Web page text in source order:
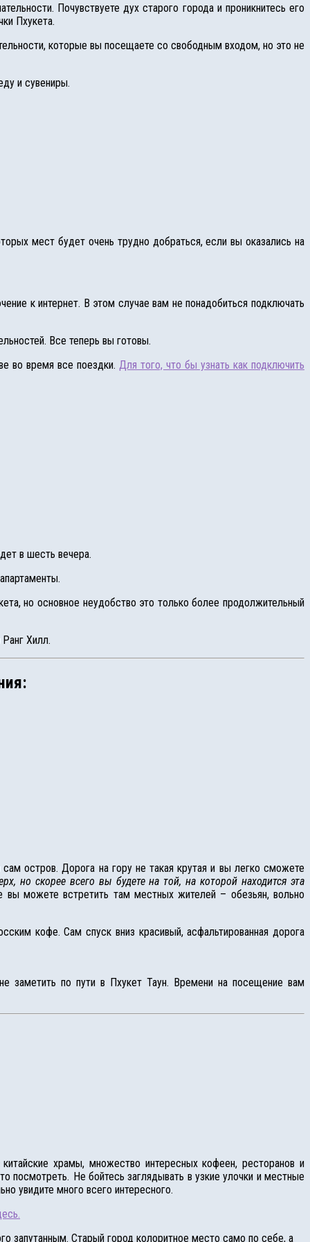
Почувствуете дух старого города и проникнитесь его
Пхукета.
которые вы посещаете со свободным входом, но это не
и сувениры.
мест будет очень трудно добраться, если вы оказались на
к интернет. В этом случае вам не понадобиться подключать
Все теперь вы готовы.
во время все поездки. Для того, что бы узнать как подключить
в шесть вечера.
но основное неудобство это только более продолжительный
Хилл.
остров. Дорога на гору не такая крутая и вы легко сможете
но скорее всего вы будете на той, на которой находится эта
вы можете встретить там местных жителей – обезьян, вольно
кофе. Сам спуск вниз красивый, асфальтированная дорога
заметить по пути в Пхукет Таун. Времени на посещение вам
храмы, множество интересных кофеен, ресторанов и
посмотреть. Не бойтесь заглядывать в узкие улочки и местные
увидите много всего интересного.
запутанным. Старый город колоритное место само по себе, а